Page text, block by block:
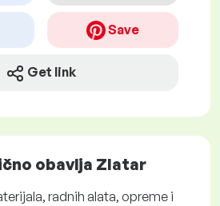
Save
Get link
obavlja Zlatar
radnih alata, opreme i